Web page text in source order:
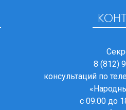
8 (812)
консультаций по
с 09.00 до